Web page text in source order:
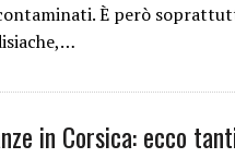
È però
in Corsica: ecco